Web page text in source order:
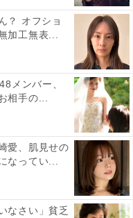
？ オフショ
加工無表...
メンバー、
相手の...
愛、肌見せの
なってい...
なさい」貧乏